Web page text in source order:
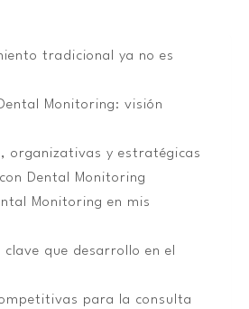
tradicional ya no es
Monitoring: visión
organizativas y estratégicas
Dental Monitoring
Monitoring en mis
que desarrollo en el
para la consulta